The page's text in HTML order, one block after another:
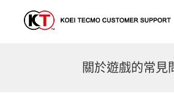
關於遊戲的常見